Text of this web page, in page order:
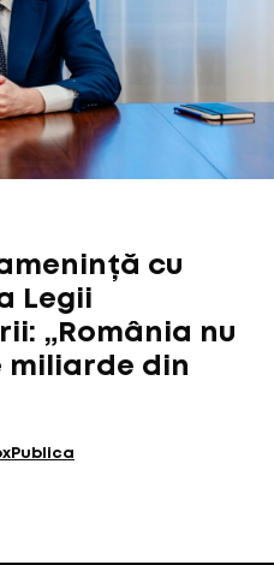
cu
Legii
„România nu
miliarde din